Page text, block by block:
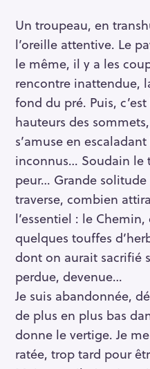
Un troupeau, en
l’oreille attentive. Le
le même, il y a les
rencontre inattendue,
fond du pré. Puis,
hauteurs des
s’amuse en
inconnus… Soudain le
peur… Grande
traverse, combien
l’essentiel : le
quelques touffes
dont on aurait sacrifié
perdue, devenue…
Je suis abandonnée,
de plus en plus bas
donne le vertige. Je
ratée, trop tard pour